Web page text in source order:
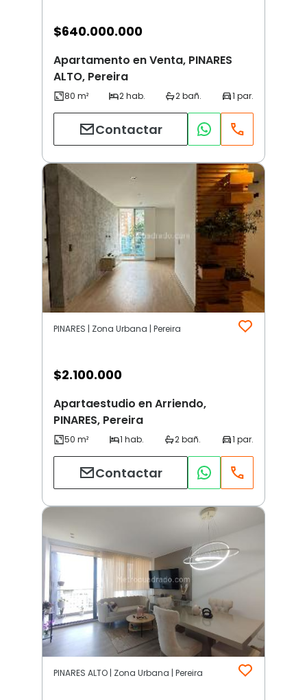
$640.000.000
Apartamento en Venta, PINARES
ALTO, Pereira
Contactar
PINARES | Zona Urbana | Pereira
$2.100.000
Apartaestudio en Arriendo,
PINARES, Pereira
Contactar
PINARES ALTO | Zona Urbana | Pereira